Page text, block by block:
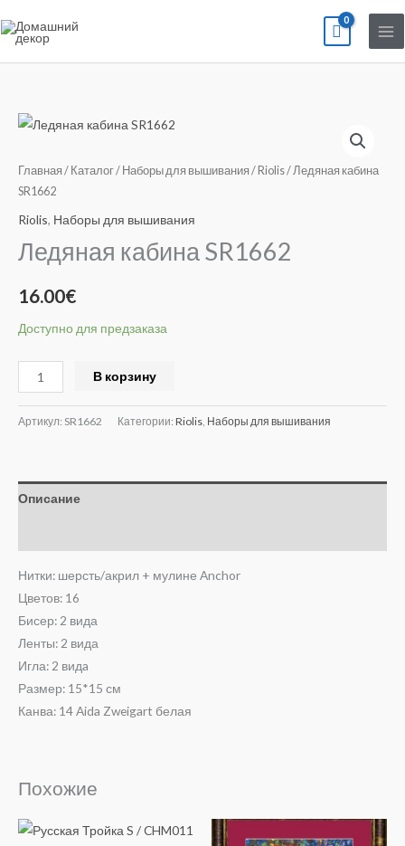
к
Главная / Каталог/ Наборы для вышивания / Riolis/ Ледяная кабина
SR1662
Riolis, Наборы для вышивания
Ледяная кабина SR1662
16.00€
Доступно для предзаказа
Количество
Ледяная
кабина
SR1662
В корзину
Артикул: SR1662 Категории: Riolis Наборы для вышивания
Описание
Нитки: шерсть/акрил + мулине Anchor
Цветов: 16
Бисер: 2 вида
Ленты: 2 вида
Игла: 2 видa
Размер: 15*15 см
Канва: 14 Aida Zweigart белая
Похожие